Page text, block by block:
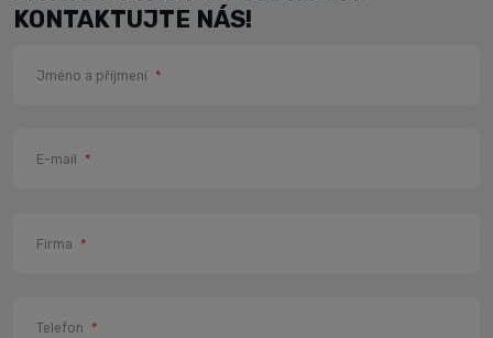
KONTAKTUJTE NÁS!
Jméno a příjmení *
E-mail *
Firma *
Telefon *